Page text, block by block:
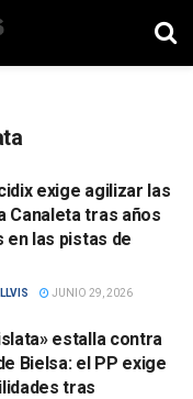
exige agilizar las
Canaleta tras años
en las pistas de
JUNIO 29, 2026
estalla contra
Bielsa: el PP exige
tras